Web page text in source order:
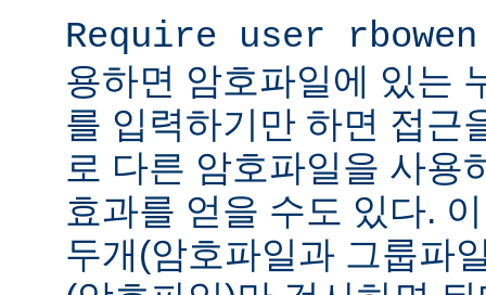
Require user rbowen
용하면 암호파일에 있는
를 입력하기만 하면 접근
로 다른 암호파일을 사용
효과를 얻을 수도 있다.
두개(암호파일과 그룹파